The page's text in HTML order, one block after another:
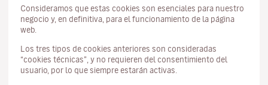
Consideramos que estas cookies son esenciales para nuestro
negocio y, en definitiva, para el funcionamiento de la página
web.
Los tres tipos de cookies anteriores son consideradas
“cookies técnicas”, y no requieren del consentimiento del
usuario, por lo que siempre estarán activas.